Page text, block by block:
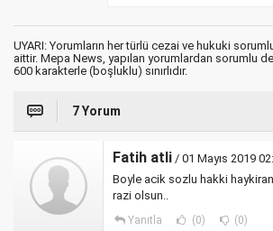
UYARI: Yorumların her türlü cezai ve hukuki
aittir. Mepa News, yapılan yorumlardan sorumlu
600 karakterle (boşluklu) sınırlıdır.
7 Yorum
Fatih atli / 01 Mayıs 2019
Boyle acik sozlu hakki
razi olsun..
Yanıtla (0) (0)